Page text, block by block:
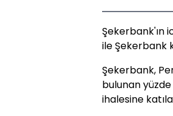
Şekerbank'ın
ile Şekerbank
Şekerbank,
bulunan
ihalesine